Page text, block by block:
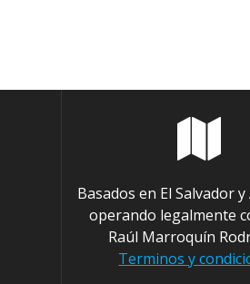
Basados en El Salvador
operando legalmente
Raúl Marroquín
Terminos y